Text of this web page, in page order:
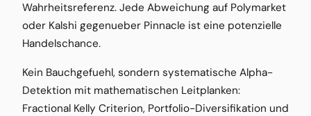
Wahrheitsreferenz. Jede Abweichung auf Polymarket
oder Kalshi gegenueber Pinnacle ist eine potenzielle
Handelschance.
Kein Bauchgefuehl, sondern systematische Alpha-
Detektion mit mathematischen Leitplanken:
Fractional Kelly Criterion, Portfolio-Diversifikation und